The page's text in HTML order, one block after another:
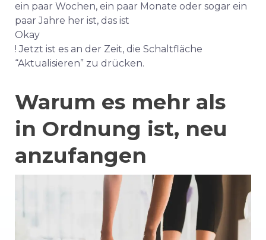
ein paar Wochen, ein paar Monate oder sogar ein
paar Jahre her ist, das ist
Okay
! Jetzt ist es an der Zeit, die Schaltfläche
“Aktualisieren” zu drücken.
Warum es mehr als
in Ordnung ist, neu
anzufangen